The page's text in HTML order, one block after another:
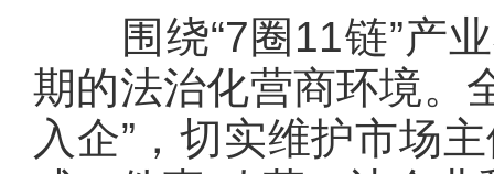
围绕“7圈11链”产业
期的法治化营商环境。
入企”，切实维护市场